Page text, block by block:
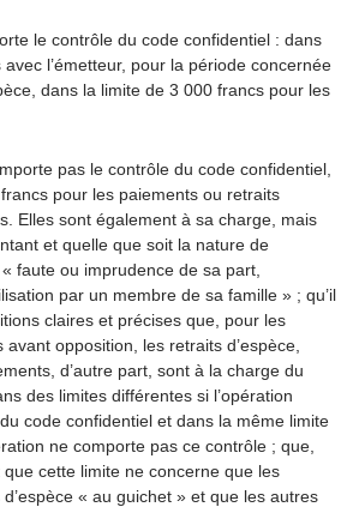
le contrôle du code confidentiel : dans
l’émetteur, pour la période concernée
dans la limite de 3 000 francs pour les
pas le contrôle du code confidentiel,
pour les paiements ou retraits
Elles sont également à sa charge, mais
et quelle que soit la nature de
faute ou imprudence de sa part,
par un membre de sa famille » ; qu’il
claires et précises que, pour les
opposition, les retraits d’espèce,
d’autre part, sont à la charge du
des limites différentes si l’opération
code confidentiel et dans la même limite
ne comporte pas ce contrôle ; que,
cette limite ne concerne que les
« au guichet » et que les autres